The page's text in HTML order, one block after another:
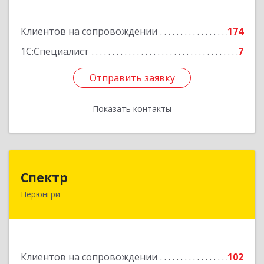
Клиентов на сопровождении
174
1С:Специалист
7
Отправить заявку
Показать контакты
Отправить заявку
Назад
Спектр
Нерюнгри
Клиентов на сопровождении 102
678960, Саха /Якутия/ Респ, Нерюнгринский р-н,
Подробнее